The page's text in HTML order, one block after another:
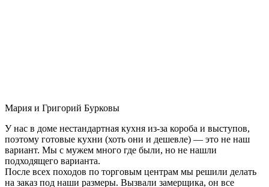
Мария и Григорий Бурковы
У нас в доме нестандартная кухня из-за короба и выступов,
поэтому готовые кухни (хоть они и дешевле) — это не наш
вариант. Мы с мужем много где были, но не нашли
подходящего варианта.
После всех походов по торговым центрам мы решили делать
на заказ под наши размеры. Вызвали замерщика, он все